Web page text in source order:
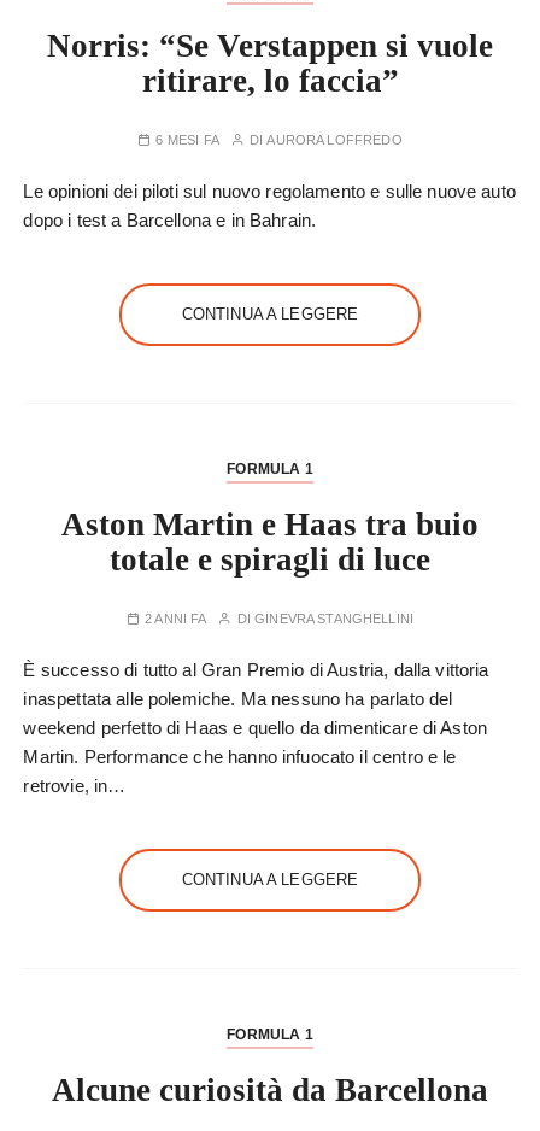
Norris: “Se Verstappen si vuole
ritirare, lo faccia”
6 MESI FA DIAURORA LOFFREDO
Le opinioni dei piloti sul nuovo regolamento e sulle nuove auto
dopo i test a Barcellona e in Bahrain.
CONTINUA A LEGGERE
FORMULA 1
Aston Martin e Haas tra buio
totale e spiragli di luce
2 ANNI FA DIGINEVRA STANGHELLINI
È successo di tutto al Gran Premio di Austria, dalla vittoria
inaspettata alle polemiche. Ma nessuno ha parlato del
weekend perfetto di Haas e quello da dimenticare di Aston
Martin. Performance che hanno infuocato il centro e le
retrovie, in…
CONTINUA A LEGGERE
FORMULA 1
Alcune curiosità da Barcellona